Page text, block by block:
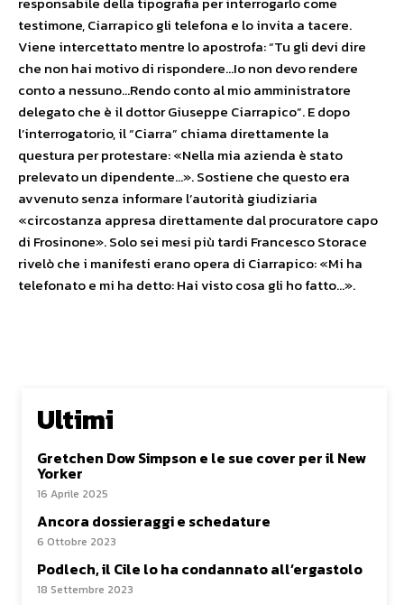
testimone, Ciarrapico gli telefona e lo invita a tacere.
Viene intercettato mentre lo apostrofa: “Tu gli devi dire
che non hai motivo di rispondere…Io non devo rendere
conto a nessuno…Rendo conto al mio amministratore
delegato che è il dottor Giuseppe Ciarrapico”. E dopo
l’interrogatorio, il “Ciarra” chiama direttamente la
questura per protestare: «Nella mia azienda è stato
prelevato un dipendente…». Sostiene che questo era
avvenuto senza informare l’autorità giudiziaria
«circostanza appresa direttamente dal procuratore capo
di Frosinone». Solo sei mesi più tardi Francesco Storace
rivelò che i manifesti erano opera di Ciarrapico: «Mi ha
telefonato e mi ha detto: Hai visto cosa gli ho fatto…».
Ultimi
Gretchen Dow Simpson e le sue cover per il New
Yorker
16 Aprile 2025
Ancora dossieraggi e schedature
6 Ottobre 2023
Podlech, il Cile lo ha condannato all’ergastolo
18 Settembre 2023